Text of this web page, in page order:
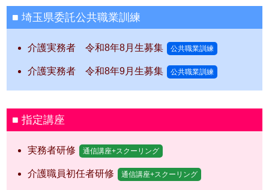
埼玉県委託公共職業訓練
介護実務者 令和8年8月生募集 公共職業訓練
介護実務者 令和8年9月生募集 公共職業訓練
指定講座
実務者研修 通信講座+スクーリング
介護職員初任者研修 通信講座+スクーリング